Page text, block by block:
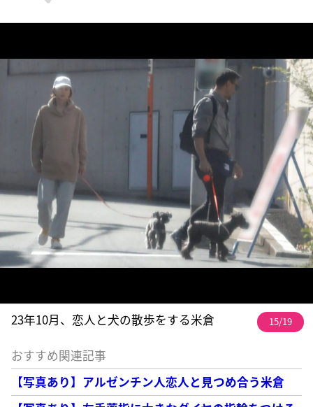
23年10月、恋人と犬の散歩をする米倉 15/19
おすすめ関連記事
【写真あり】アルゼンチン人恋人と見つめ合う米倉